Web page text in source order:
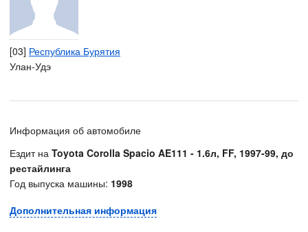
[03] Республика Бурятия
Улан-Удэ
Информация об автомобиле
Ездит на Toyota Corolla Spacio AE111 - 1.6л, FF, 1997-99, до
рестайлинга
Год выпуска машины: 1998
Дополнительная информация